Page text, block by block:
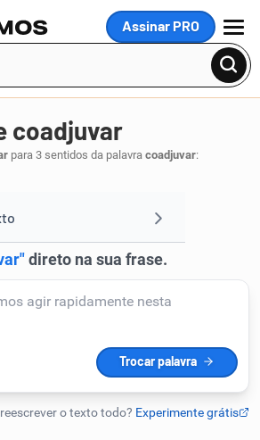
Assinar PRO
MENU
IA
coadjuvar
para 3 sentidos da palavra coadjuvar: